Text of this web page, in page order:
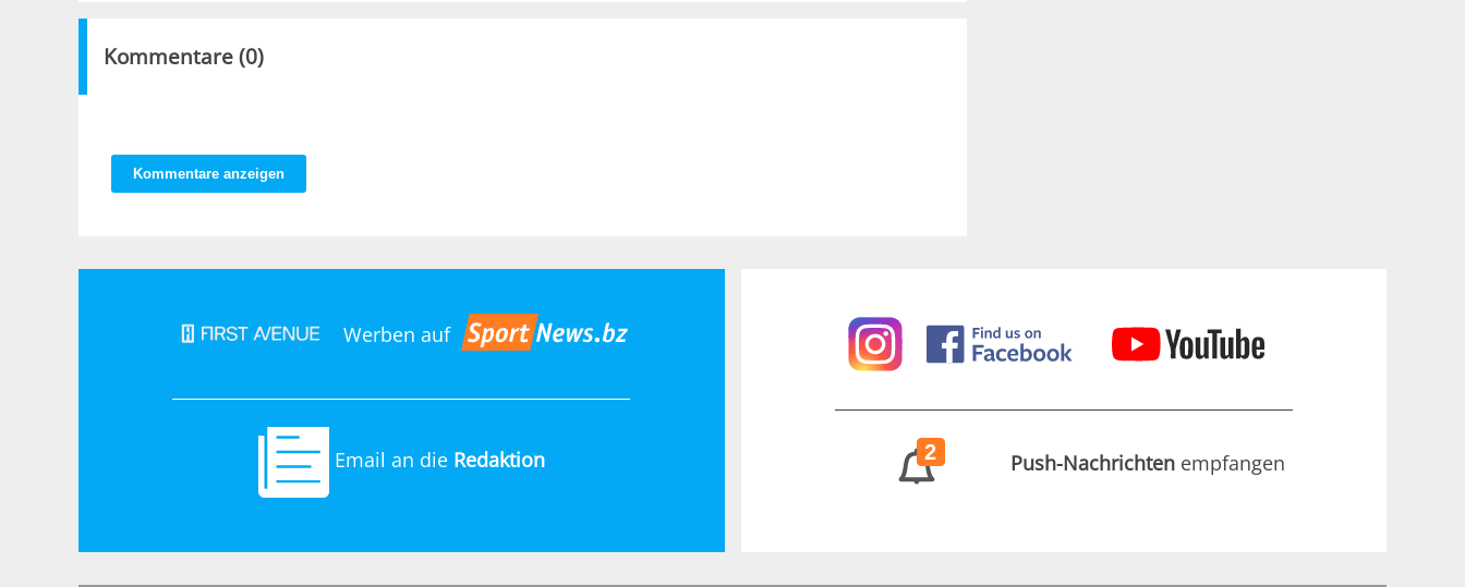
Kommentare (0)
Kommentare anzeigen
Werben auf
Email an die Redaktion 2 Push-Nachrichten empfangen